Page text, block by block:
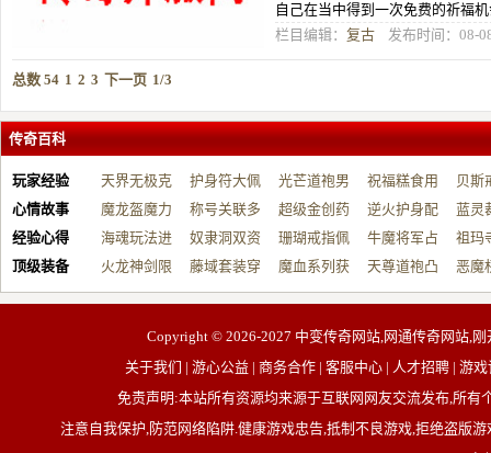
自己在当中得到一次免费的祈福
的作战体验，发挥出更好的游戏优
栏目编辑： 复古 发布时间：08-
总数 54 1 2 3 下一页 1/3
传奇百科
玩家经验
天界无极克
制…
护身符大佩
戴…
光芒道袍男
战…
祝福糕食用
帮…
贝斯
开…
心情故事
魔龙盔魔力
增…
称号关联多
元…
超级金创药
带…
逆火护身配
祝…
蓝灵
台…
经验心得
海魂玩法进
阶…
奴隶洞双资
源…
珊瑚戒指佩
戴…
牛魔将军占
占…
祖玛
动…
顶级装备
火龙神剑限
制…
藤域套装穿
戴…
魔血系列获
取…
天尊道袍凸
显…
恶魔
有…
Copyright © 2026-2027 中变传奇网站,网通传奇网站,
关于我们 | 游心公益 | 商务合作 | 客服中心 | 人才招聘 | 游
免责声明:本站所有资源均来源于互联网网友交流发布,所
注意自我保护,防范网络陷阱.健康游戏忠告,抵制不良游戏,拒绝盗版